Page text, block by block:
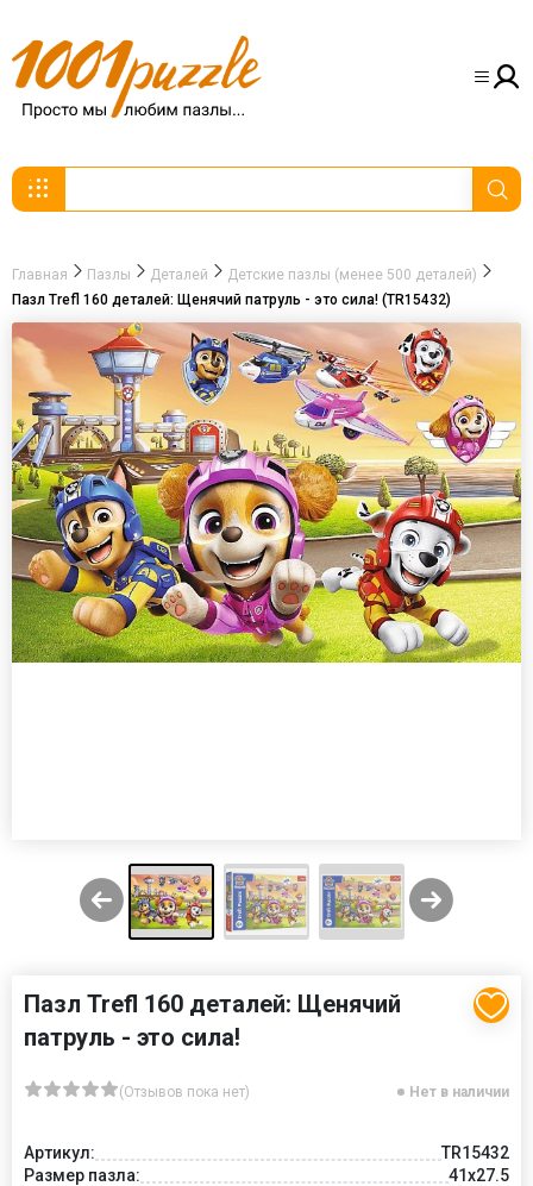
Главная Пазлы Деталей
Детские пазлы (менее 500 деталей)
Пазл Trefl 160 деталей: Щенячий патруль - это сила! (TR15432)
Пазл Trefl 160 деталей: Щенячий
патруль - это сила!
(Отзывов пока нет) Нет в наличии
Артикул:
TR15432
Размер пазла:
41x27.5